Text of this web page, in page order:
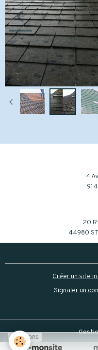
4
20
44980 ST
Créer un site
Signaler un
SPONSORS